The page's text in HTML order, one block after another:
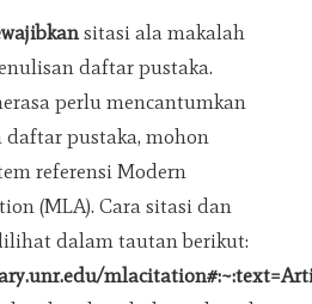
sitasi ala makalah
daftar pustaka.
perlu mencantumkan
daftar pustaka, mohon
referensi Modern
(MLA). Cara sitasi dan
dalam tautan berikut: